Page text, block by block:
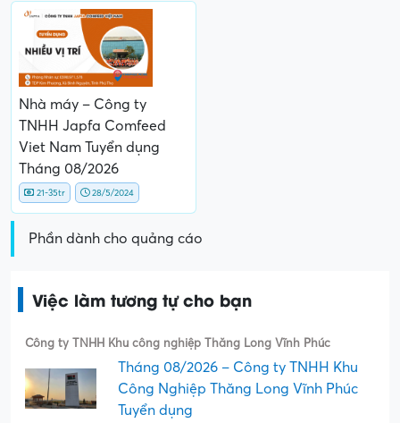
Nhà máy – Công ty
TNHH Japfa Comfeed
Viet Nam Tuyển dụng
Tháng 08/2026
21-35tr 28/5/2024
Phần dành cho quảng cáo
Việc làm tương tự cho bạn
Công ty TNHH Khu công nghiệp Thăng Long Vĩnh Phúc
Tháng 08/2026 – Công ty TNHH Khu
Công Nghiệp Thăng Long Vĩnh Phúc
Tuyển dụng